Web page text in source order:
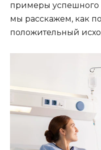
примеры успешного
мы расскажем, как
положительный